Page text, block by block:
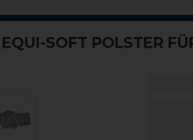
SOFT POLSTER